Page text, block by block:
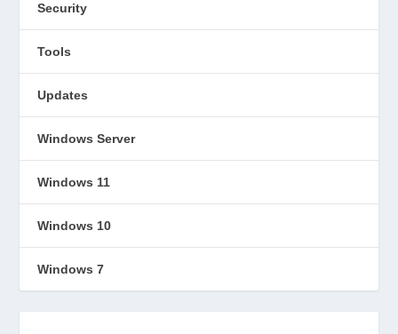
Security
Tools
Updates
Windows Server
Windows 11
Windows 10
Windows 7